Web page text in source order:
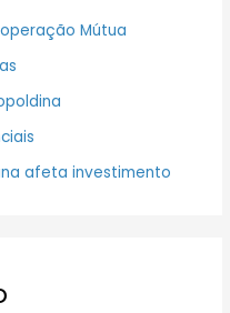
Mútua
afeta investimento